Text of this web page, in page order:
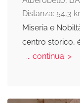
Distanza: 54,3
Miseria e
centro storico,
... continua: >